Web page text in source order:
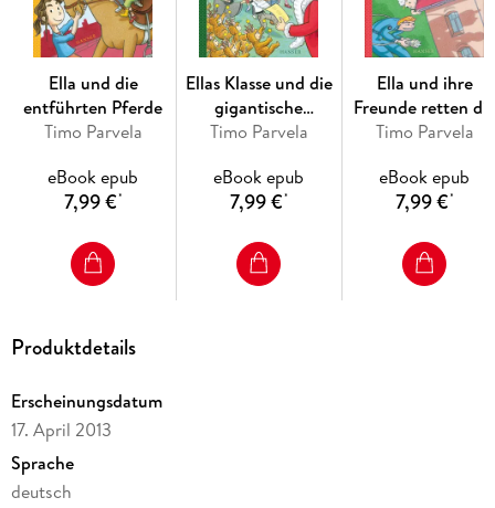
Ella und die
entführten Pferde
Timo Parvela
eBook epub
7,99 €*
Ellas Klasse und die
gigantische
Weihnachtsfeier
Timo Parvela
eBook epub
7,99 €*
Ella und ihre
Freunde retten die
Schule
Timo Parvela
eBook epub
7,99 €*
Produktdetails
Erscheinungsdatum
17. April 2013
Sprache
deutsch